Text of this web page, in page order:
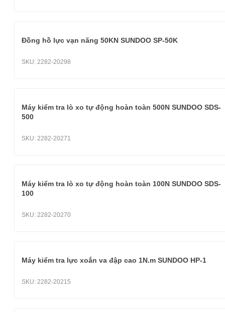
Đồng hồ lực vạn năng 50KN SUNDOO SP-50K
SKU: 2282-20298
Máy kiểm tra lò xo tự động hoàn toàn 500N SUNDOO SDS-
500
SKU: 2282-20271
Máy kiểm tra lò xo tự động hoàn toàn 100N SUNDOO SDS-
100
SKU: 2282-20270
Máy kiểm tra lực xoắn va đập cao 1N.m SUNDOO HP-1
SKU: 2282-20215